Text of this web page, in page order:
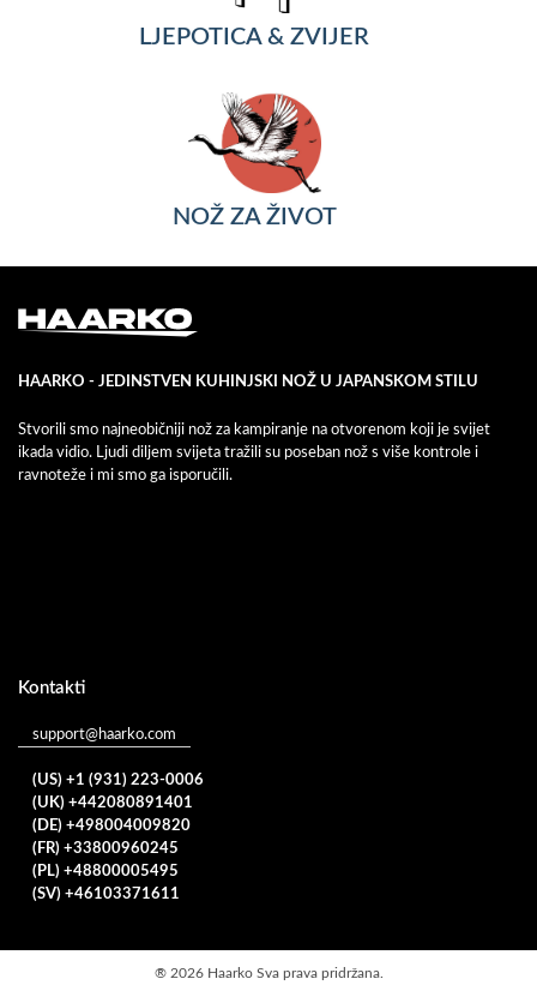
LJEPOTICA & ZVIJER
NOŽ ZA ŽIVOT
HAARKO - JEDINSTVEN KUHINJSKI NOŽ U JAPANSKOM STILU
Stvorili smo najneobičniji nož za kampiranje na otvorenom koji je svijet
ikada vidio. Ljudi diljem svijeta tražili su poseban nož s više kontrole i
ravnoteže i mi smo ga isporučili.
Kontakti
support@haarko.com
(US) +1 (931) 223-0006
(UK) +442080891401
(DE) +498004009820
(FR) +33800960245
(PL) +48800005495
(SV) +46103371611
® 2026 Haarko Sva prava pridržana.